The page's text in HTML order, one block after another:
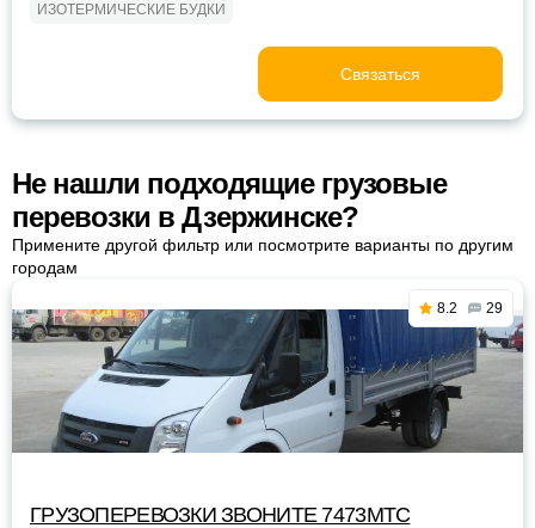
ИЗОТЕРМИЧЕСКИЕ БУДКИ
Связаться
Не нашли подходящие грузовые
перевозки в Дзержинске?
Примените другой фильтр или посмотрите варианты по другим
городам
8.2 29
ГРУЗОПЕРЕВОЗКИ ЗВОНИТЕ 7473МТС